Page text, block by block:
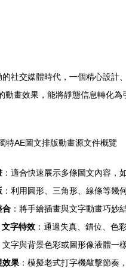
社交媒體時代，一個精心設計
動畫效果，能將靜態信息轉化
特AE圖文排版動畫源文件概覽
：適合快速展示多條圖文內容，
：利用圓形、三角形、線條等幾
合 ：將手繪插畫與文字動畫巧妙
字特效 ：通過失真、錯位、色
文字與背景色彩或圖形像液體一
效果 ：模擬老式打字機敲擊節奏